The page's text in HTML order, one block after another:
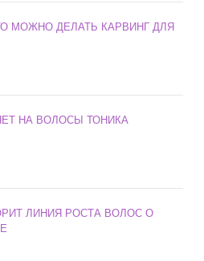
МОЖНО ДЕЛАТЬ КАРВИНГ ДЛЯ
НА ВОЛОСЫ ТОНИКА
ЛИНИЯ РОСТА ВОЛОС О